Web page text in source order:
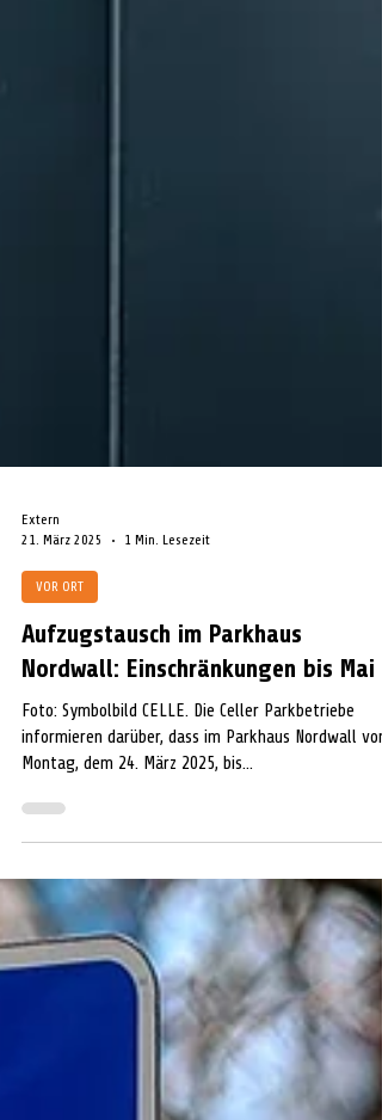
Extern
21. März 2025
1 Min. Lesezeit
Aufzugstausch im Parkhaus
Nordwall: Einschränkungen bis Mai
Foto: Symbolbild CELLE. Die Celler Parkbetriebe
informieren darüber, dass im Parkhaus Nordwall von